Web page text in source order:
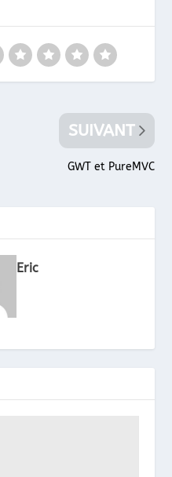
SUIVANT
GWT et PureMVC
Eric